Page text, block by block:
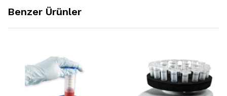
Benzer Ürünler